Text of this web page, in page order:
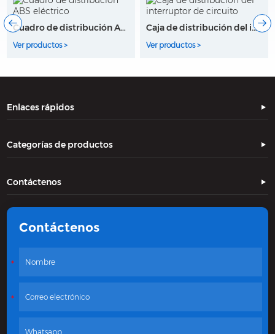
Caja de distribución del interruptor de circuito
Ver productos >
Caja de distribución de plástico cajas DB eléctricas
Ver productos >
Enlaces rápidos
Categorías de productos
Contáctenos
Contáctenos